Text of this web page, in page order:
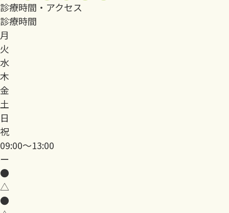
診療時間・アクセス
診療時間
月
火
水
木
金
土
日
祝
09:00～13:00
ー
●
△
●